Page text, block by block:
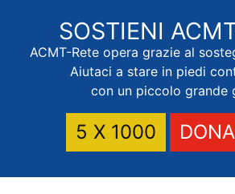
SOSTIENI
ACMT-Rete opera grazie al
Aiutaci a stare in piedi
con un piccolo grande
5 X 1000